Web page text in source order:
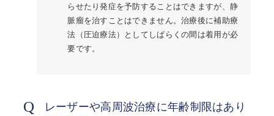
らせたり発症を予防することはできますが、静
脈瘤を治すことはできません。治療後に補助療
法（圧迫療法）としてしばらくの間は着用が必
要です。
Q
レーザーや高周波治療に年齢制限はあり